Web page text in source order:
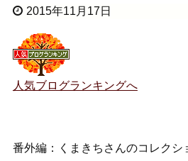
2015年11月17日
人気ブログランキングへ
番外編：くまきちさんのコレクシ